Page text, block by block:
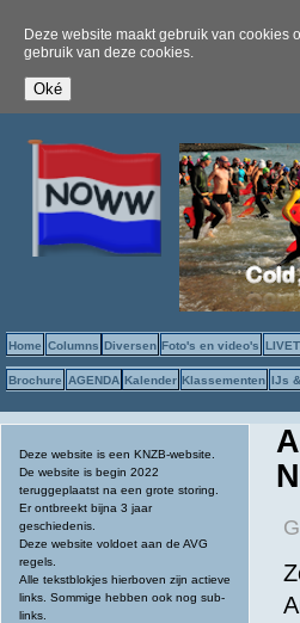
Deze website maakt gebruik van cookies
gebruik van deze cookies.
Home Columns Diversen Foto's en video's
Brochure AGENDA Kalender Klassementen IJs
Deze website is een KNZB-website.
De website is begin 2022
teruggeplaatst na een grote storing.
Er ontbreekt bijna 3 jaar
geschiedenis.
Deze website voldoet aan de AVG
regels.
Alle tekstblokjes hierboven zijn actieve
links. Sommige hebben ook nog sub-
links.